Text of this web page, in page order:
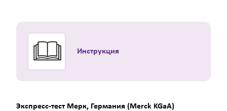
Инструкция
Экспресс-тест Мерк, Германия (Merck KGaA)